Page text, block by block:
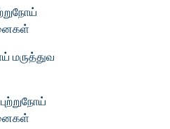
மருத்துவ